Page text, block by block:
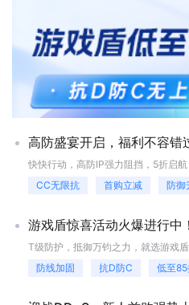
损坏等问题。同时，备份和监控系统
全性。 怎么搭建自己的服务器
择适合自己需求的服务器。服务器的
只需要一个简单的服务器来存储和共
服务器。如果您需要一个更强大的服
务，那么您需要选择一台高端服
系统是搭建服务器的下一步。常见的
Linux。Windows Server是微软公司开
型的服务器。选择操作系统时需要
服务器软件 安装服务器软件是搭建
软件有Apache、Nginx和IIS等。这些
择。 配置服务器 配置服务器是
置包括网络配置、安全配置和应用程
网掩码和网关等。安全配置包括防火
置包括Web应用程序、FTP应用程序
一标识，子网掩码用于划分网络范围
口，DNS 服务器则用于域名解析。如
配置防火墙规则，允许特定的端口和
是一个 Web 网站，就需要开放 80 端
（HTTPS）。同时，为了确保服务
务，防止被黑客攻击。服务器搭建的
程序，以修复已知的安全漏洞。要设
止被暴力破解。还可以安装安全软件
丢失或被篡改。备份数据可以存储在
中，确保在出现问题时能够快速恢复
过以上几个步骤，你可以轻松搭建出
自主性。希望本文的介绍能够帮助你
、FTP服务器等，具体软件选择
置网络环境。服务器需要与互联网连
连接，同时需要进行相应的网络配置
等。 设置安全措施。服务器需要设
控制等，可以使用开源的防火墙软
和维护。服务器搭建完成后需要进行
常使用中需要进行维护和更新，包
外，还可以选择云服务器，云服务器
是云服务器的一个虚拟机，具有特定
序、存储数据等。 搭建服务器的
存储等配置。可以选择自行购买服务
Linux或Windows Server，并将其安装
确保服务器能够正常连接网络并具
件。根据需求安装Web服务器（如
服务。 进行安全设置。包括设置防
高防盛宴开启，福利不容错
快快行动，高防IP强力阻挡，5折启航
CC无限抗
首购立减 防御
游戏盾惊喜活动火爆进行中！
T级防护，抵御万钧之力，就选游戏盾
防线加固
抗D防C 低至